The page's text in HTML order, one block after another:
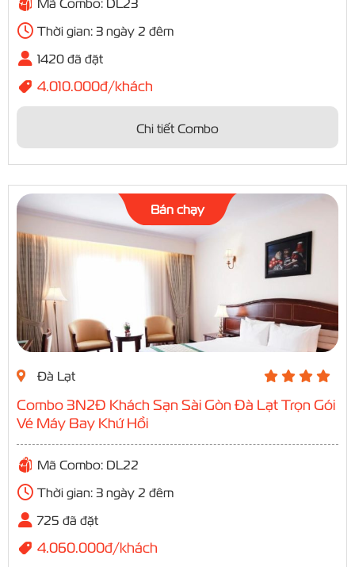
Mã Combo: DL23
Thời gian: 3 ngày 2 đêm
1420 đã đặt
4.010.000đ/khách
Chi tiết Combo
Bán chạy
Đà Lạt
Combo 3N2Đ Khách Sạn Sài Gòn Đà Lạt Trọn Gói
Vé Máy Bay Khứ Hồi
Mã Combo: DL22
Thời gian: 3 ngày 2 đêm
725 đã đặt
4.060.000đ/khách